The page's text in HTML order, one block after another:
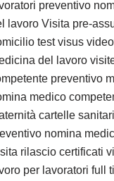
preventivo
lavoro Visita pre-
test visus
del lavoro
preventivo
medico
cartelle
nomina
rilascio certificati
per lavoratori full